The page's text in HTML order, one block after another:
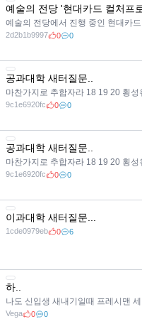
예술의 전당에서 진행 중인 현대카
2d2b1b9997 0 0
공과대학 새터질문..
마찬가지로 추합자라 18 19 20 횡
9c1e6920fc 0 0
공과대학 새터질문..
마찬가지로 추합자라 18 19 20 횡
9c1e6920fc 0 0
이과대학 새터질문...
1cde0979eb 0 6
하..
나도 신입생 새내기일때 프레시맨
Vega 0 0